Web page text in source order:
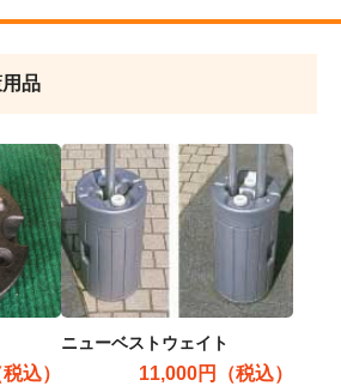
品
込）
ニューベストウェイト
11,000円（税込）